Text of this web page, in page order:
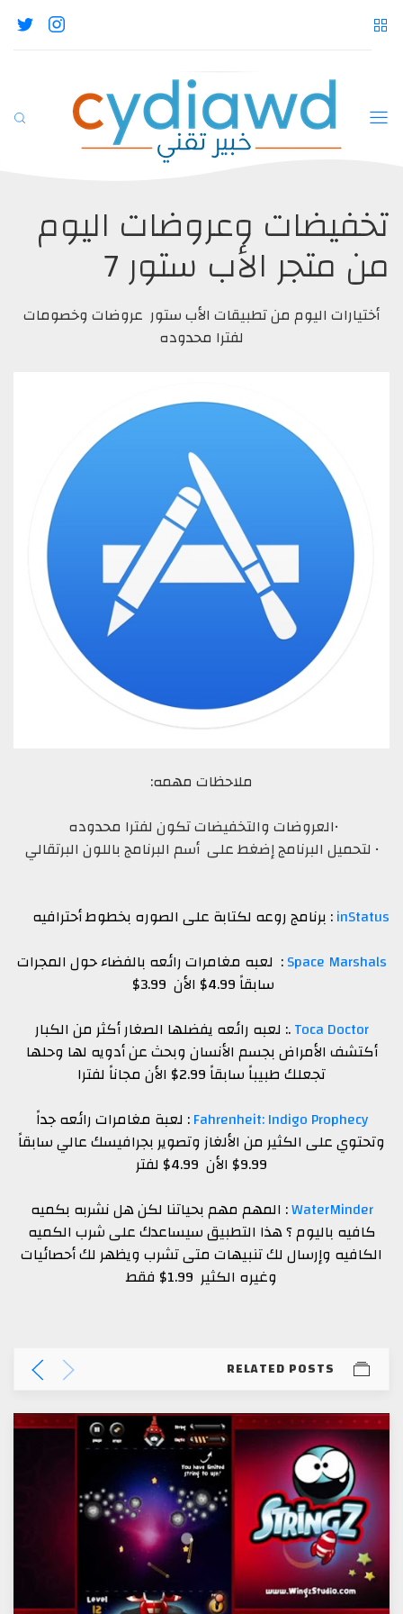
تخفيضات وعروضات اليوم
من متجر الأب ستور 7
أختيارات اليوم من تطبيقات الأب ستور عروضات وخصومات
لفترا محدوده
ملاحظات مهمه:
•العروضات والتخفيضات تكون لفترا محدوده
• لتحميل البرنامج إضغط على أسم البرنامج باللون البرتقالي
inStatus: برنامج روعه لكتابة على الصوره بخطوط أحترافيه
Space Marshals: لعبه مغامرات رائعه بالفضاء حول المجرات
سابقاً 4.99$ الأن 3.99$
Toca Doctor.: لعبه رائعه يفضلها الصغار أكثر من الكبار
أكتشف الأمراض بجسم الأنسان وبحث عن أدويه لها وحلها
تجعلك طبيباً سابقاً 2.99$ الأن مجاناً لفترا
Fahrenheit: Indigo Prophecy: لعبة مغامرات رائعه جداً
وتحتوي على الكثير من الألغاز وتصوير بجرافيسك عالي سابقاً
9.99$ الأن 4.99$ لفتر
WaterMinder: المهم مهم بحياتنا لكن هل نشربه بكميه
كافيه باليوم ؟ هذا التطبيق سيساعدك على شرب الكميه
الكافيه وإرسال لك تنبيهات متى تشرب ويظهر لك أحصائيات
وغيره الكثير 1.99$ فقط
RELATED POSTS